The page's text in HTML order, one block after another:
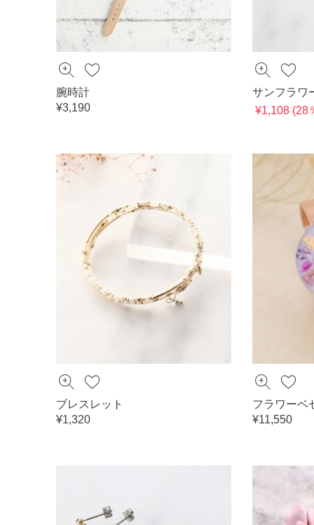
腕時計
¥3,190
サンフラワ
¥1,108 (28
ブレスレット
¥1,320
フラワーベ
¥11,550